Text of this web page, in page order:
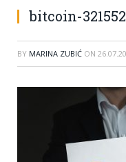
bitcoin-
BY MARINA ZUBIĆ ON